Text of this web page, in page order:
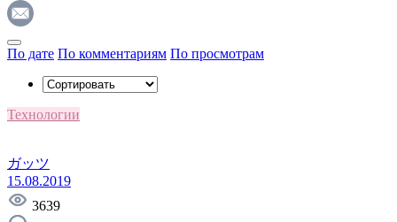
По дате По комментариям По просмотрам
Технологии
ガッツ
15.08.2019
3639